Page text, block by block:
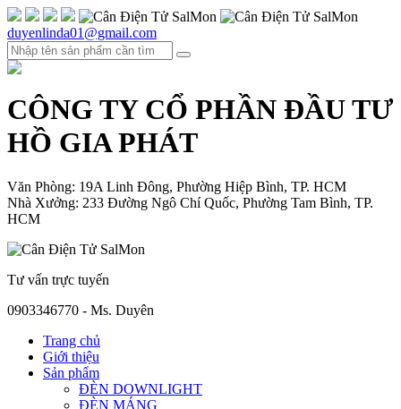
duyenlinda01@gmail.com
CÔNG TY CỔ PHẦN ĐẦU TƯ
HỒ GIA PHÁT
Văn Phòng: 19A Linh Đông, Phường Hiệp Bình, TP. HCM
Nhà Xưởng: 233 Đường Ngô Chí Quốc, Phường Tam Bình, TP.
HCM
Tư vấn trực tuyến
0903346770 - Ms. Duyên
Trang chủ
Giới thiệu
Sản phẩm
ĐÈN DOWNLIGHT
ĐÈN MÁNG